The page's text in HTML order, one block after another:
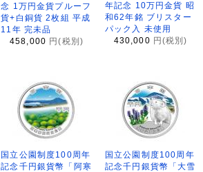
念 1万円金貨プルーフ
貨+白銅貨 2枚組 平成
11年 完未品
458,000 円(税別)
年記念 10万円金貨 昭
和62年銘 ブリスター
パック入 未使用
430,000 円(税別)
国立公園制度100周年
記念千円銀貨幣「阿寒
国立公園制度100周年
記念千円銀貨幣「大雪